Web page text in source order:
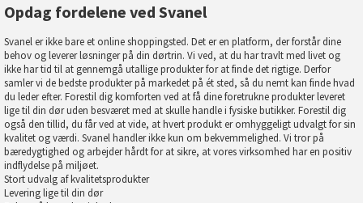
Opdag fordelene ved Svanel
Svanel er ikke bare et online shoppingsted. Det er en platform, der forstår dine
behov og leverer løsninger på din dørtrin. Vi ved, at du har travlt med livet og
ikke har tid til at gennemgå utallige produkter for at finde det rigtige. Derfor
samler vi de bedste produkter på markedet på ét sted, så du nemt kan finde hvad
du leder efter. Forestil dig komforten ved at få dine foretrukne produkter leveret
lige til din dør uden besværet med at skulle handle i fysiske butikker. Forestil dig
også den tillid, du får ved at vide, at hvert produkt er omhyggeligt udvalgt for sin
kvalitet og værdi. Svanel handler ikke kun om bekvemmelighed. Vi tror på
bæredygtighed og arbejder hårdt for at sikre, at vores virksomhed har en positiv
indflydelse på miljøet.
Stort udvalg af kvalitetsprodukter
Levering lige til din dør